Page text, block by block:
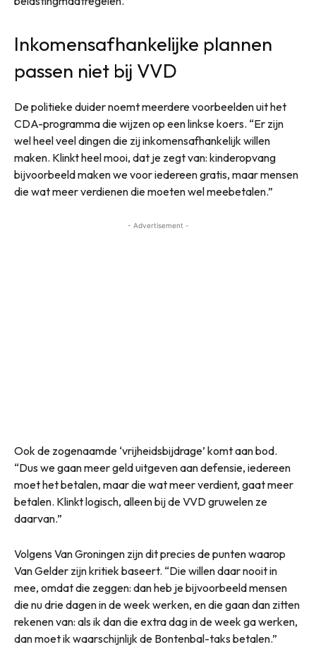
Inkomensafhankelijke plannen
passen niet bij VVD
De politieke duider noemt meerdere voorbeelden uit het
CDA-programma die wijzen op een linkse koers. “Er zijn
wel heel veel dingen die zij inkomensafhankelijk willen
maken. Klinkt heel mooi, dat je zegt van: kinderopvang
bijvoorbeeld maken we voor iedereen gratis, maar mensen
die wat meer verdienen die moeten wel meebetalen.”
- Advertisement -
Ook de zogenaamde ‘vrijheidsbijdrage’ komt aan bod.
“Dus we gaan meer geld uitgeven aan defensie, iedereen
moet het betalen, maar die wat meer verdient, gaat meer
betalen. Klinkt logisch, alleen bij de VVD gruwelen ze
daarvan.”
Volgens Van Groningen zijn dit precies de punten waarop
Van Gelder zijn kritiek baseert. “Die willen daar nooit in
mee, omdat die zeggen: dan heb je bijvoorbeeld mensen
die nu drie dagen in de week werken, en die gaan dan zitten
rekenen van: als ik dan die extra dag in de week ga werken,
dan moet ik waarschijnlijk de Bontenbal-taks betalen.”